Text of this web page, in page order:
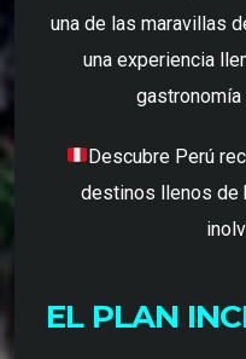
una de las maravillas
una experiencia
Descubre Perú
destinos llenos de
EL PLAN